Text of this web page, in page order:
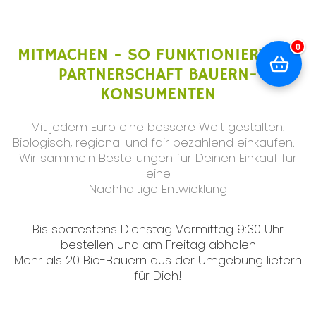
MITMACHEN - SO FUNKTIONIERT´S -
PARTNERSCHAFT BAUERN-
KONSUMENTEN
Mit jedem Euro eine bessere Welt gestalten.
Biologisch, regional und fair bezahlend einkaufen. -
Wir sammeln Bestellungen für Deinen Einkauf für
eine
Nachhaltige Entwicklung
Bis spätestens Dienstag Vormittag 9:30 Uhr
bestellen und am Freitag abholen
Mehr als 20 Bio-Bauern aus der Umgebung liefern
für Dich!
0